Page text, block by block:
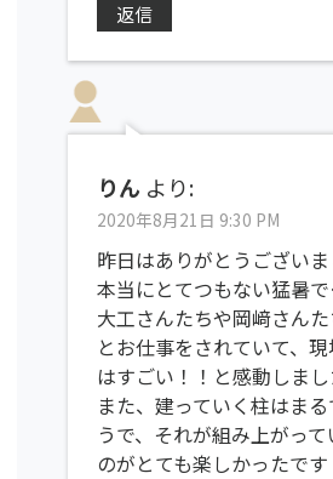
返信
りん より:
2020年8月21日 9:30 PM
昨日はありがとうござい
本当にとてつもない猛暑
大工さんたちや岡﨑さん
とお仕事をされていて、
はすごい！！と感動しま
また、建っていく柱はま
うで、それが組み上がっ
のがとても楽しかったです